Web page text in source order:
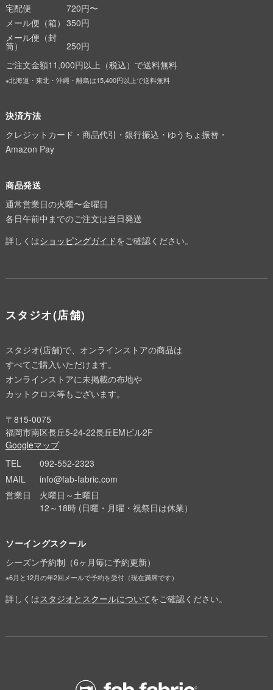
宅配便
720円〜
メール便（箱） 350円
メール便（封
筒）
250円
ご注文金額11,000円以上（税込）で送料無料
※北海道・東北・沖縄・離島は15,400円以上で送料無料
決済方法
クレジットカード・商品代引・銀行振込・ゆうちょ振替・
Amazon Pay
商品発送
通常営業日の火曜〜金曜日
各日午前中までのご注文は当日発送
詳しくはショッピングガイドをご確認ください。
スタジオ(店舗)
スタジオ(店舗)で、オンラインストアの商品は
すべてご購入いただけます。
オンラインストアに未掲載の布地や
カットクロス等もございます。
〒815-0075
福岡市南区長丘5-24-22長丘EMビル2F
Googleマップ
TEL
092-552-2323
MAIL
info@fab-fabric.com
営業日
火曜日～土曜日
12～18時 (日曜・月曜・祝祭日は休業）
ソーイングスクール
シーズン予約制（6ヶ月毎に予約更新）
※6月と12月の年2回メールで予約を受付（現在満席です）
詳しくはスタジオとスクールについてをご確認ください。